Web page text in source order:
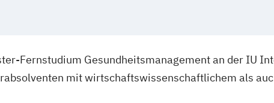
Fernstudium Gesundheitsmanagement an der IU
mit wirtschaftswissenschaftlichem als